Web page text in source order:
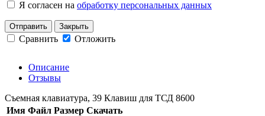
Я согласен на обработку персональных данных
Отправить Закрыть
Сравнить Отложить
Описание
Отзывы
Съемная клавиатура, 39 Клавиш для ТСД 8600
Имя Файл Размер Скачать